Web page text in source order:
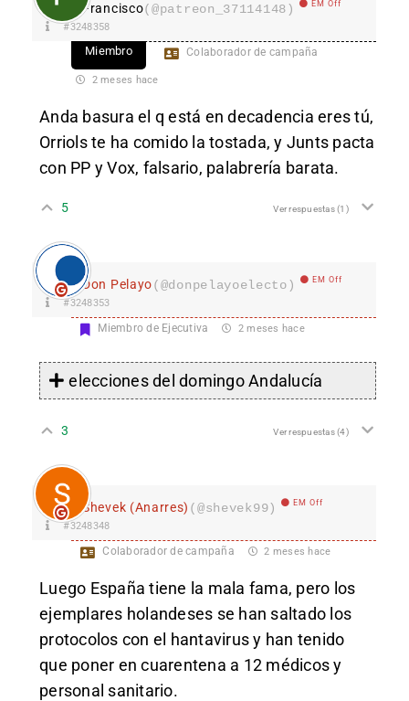
Francisco(@patreon_37114148) EM Off
#3248358
Miembro Colaborador de campaña
2 meses hace
Anda basura el q está en decadencia eres tú,
Orriols te ha comido la tostada, y Junts pacta
con PP y Vox, falsario, palabrería barata.
5 Ver respuestas(1)
Don Pelayo(@donpelayoelecto) EM Off
#3248353
Miembro de Ejecutiva 2 meses hace
elecciones del domingo Andalucía
3 Ver respuestas(4)
Shevek (Anarres) (@shevek99) EM Off
#3248348
Colaborador de campaña 2 meses hace
Luego España tiene la mala fama, pero los
ejemplares holandeses se han saltado los
protocolos con el hantavirus y han tenido
que poner en cuarentena a 12 médicos y
personal sanitario.